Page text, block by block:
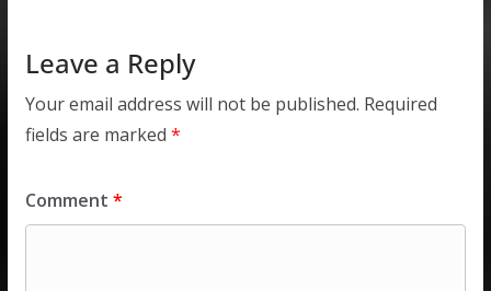
Leave a Reply
Your email address will not be published. Required
fields are marked *
Comment *